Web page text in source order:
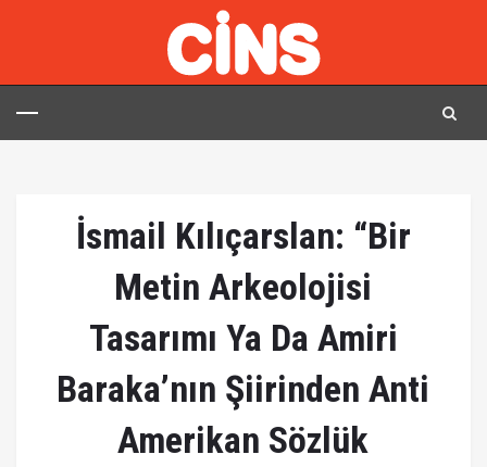
İsmail Kılıçarslan: “Bir
Metin Arkeolojisi
Tasarımı Ya Da Amiri
Baraka’nın Şiirinden Anti
Amerikan Sözlük